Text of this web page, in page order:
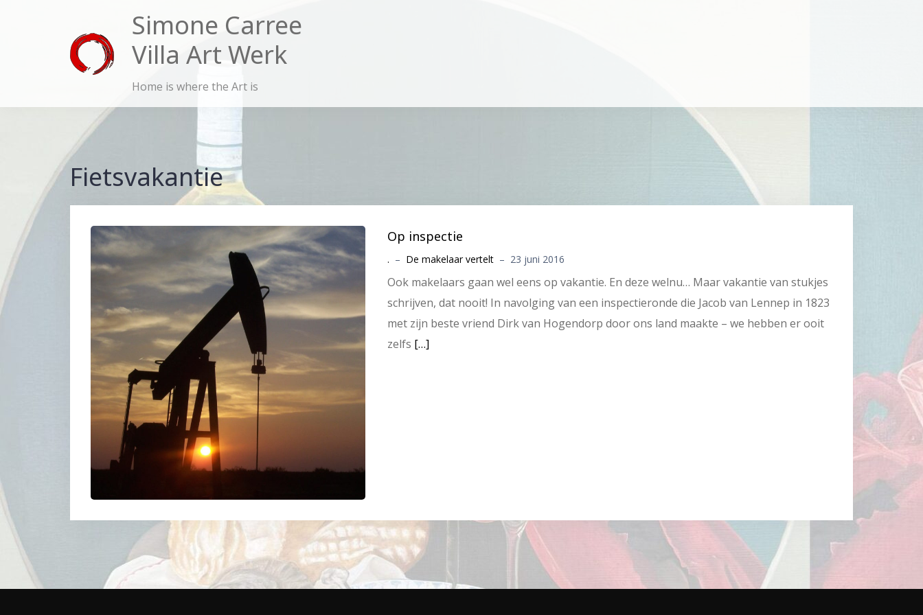
Simone Carree
Villa Art Werk
Home is where the Art is
Fietsvakantie
Op inspectie
. – De makelaar vertelt – 23 juni 2016
Ook makelaars gaan wel eens op vakantie. En deze welnu… Maar vakantie van stukjes
schrijven, dat nooit! In navolging van een inspectieronde die Jacob van Lennep in 1823
met zijn beste vriend Dirk van Hogendorp door ons land maakte – we hebben er ooit
zelfs […]